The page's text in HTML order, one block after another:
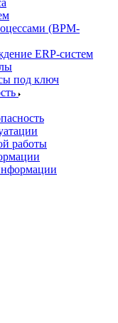
(BPM-
ERP-систем
под ключ
работы